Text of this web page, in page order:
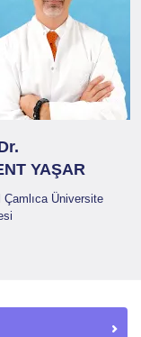
YAŞAR
Çamlıca Üniversite